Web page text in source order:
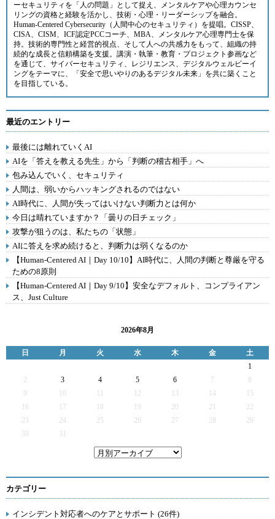
ーセキュリティを「人の問題」として捉え、メンタルケアや心理カウンセ
リングの資格と経験を活かし、技術・心理・リーダーシップを融合。
Human-Centered Cybersecurity（人間中心のセキュリティ）を提唱。CISSP、
CISA、CISM、ICF認定PCCコーチ、MBA、メンタルケア心理専門士を保
持。技術的専門性と経営的視点、そして人への共感力をもって、組織の持
続的な成長と信頼構築を支援。講演・執筆・教育・プロジェクト参画など
を通じて、サイバーセキュリティ、レジリエンス、デジタルウェルビーイ
ングをテーマに、「安全で思いやりのあるデジタル未来」を共に築くこと
を目指している。
最近のエントリー
最後には離れていくAI
AIを「答えを教える先生」から「判断の稽古相手」へ
包み込んでいく、セキュリティ
人間は、弱いからハッキングされるのではない
AI時代に、人間が失ってはいけない判断力とは何か
今日は晴れていますか？「曇りの日チェック」
攻撃が狙うのは、私たちの「状態」
AIに答えを求め続けると、判断力は弱くなるのか
【Human-Centered AI｜Day 10/10】AI時代に、人間の判断と尊厳を守る
ための8原則
【Human-Centered AI｜Day 9/10】安全なデフォルト、コンプライアン
ス、Just Culture
2026年8月
日 月 火 水 木 金
土
1
2
3 4 5 6 7
9
12 13 14
15
16
17 19 20 21
22
23
24 25 26 27 28
29
30
31
カテゴリー
インシデント対応者へのケアとサポート (26件)